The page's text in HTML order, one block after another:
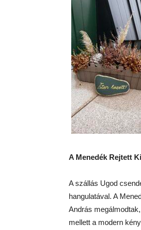
A Menedék Rejtett
A szállás Ugod
hangulatával. A
András
mellett a modern